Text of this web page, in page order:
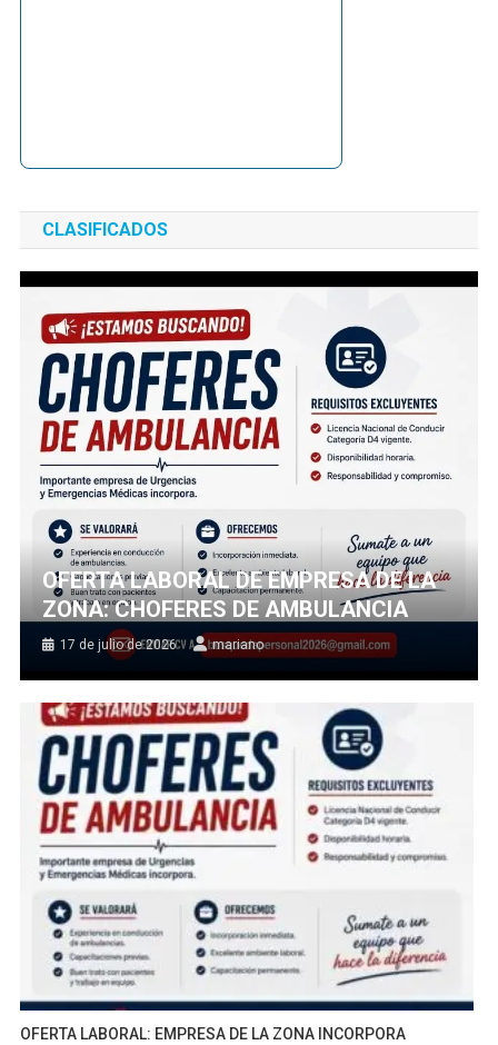
CLASIFICADOS
OFERTA LABORAL DE EMPRESA DE LA
ZONA: CHOFERES DE AMBULANCIA
17 de julio de 2026 mariano
OFERTA LABORAL: EMPRESA DE LA ZONA INCORPORA